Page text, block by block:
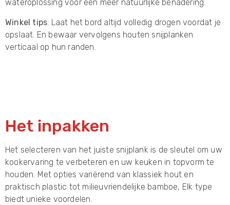
wateroplossing voor een meer natuurlijke benadering.
Winkel tips: Laat het bord altijd volledig drogen voordat je
opslaat. En bewaar vervolgens houten snijplanken
verticaal op hun randen.
Het inpakken
Het selecteren van het juiste snijplank is de sleutel om uw
kookervaring te verbeteren en uw keuken in topvorm te
houden. Met opties variërend van klassiek hout en
praktisch plastic tot milieuvriendelijke bamboe, Elk type
biedt unieke voordelen.